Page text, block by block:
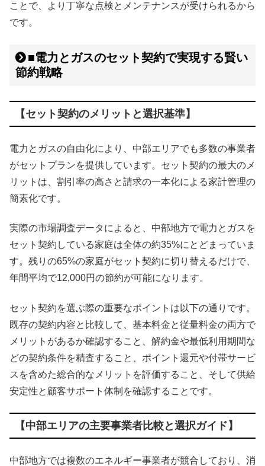
ことで、より丁寧な点検とメンテナンスが受けられるから
です。
■電力とガスのセット契約で実現する賢い
節約戦略
【セット契約のメリットと選択基準】
電力とガスの自由化により、中部エリアでも多数の事業者
がセットプランを提供しています。セット契約の最大のメ
リットは、割引率の高さと請求の一本化による家計管理の
簡素化です。
実際の市場調査データによると、中部地方で電力とガスを
セット契約している家庭は全体の約35%にとどまっていま
す。残りの65%の家庭がセット契約に切り替えるだけで、
年間平均で12,000円の節約が可能になります。
セット契約を選ぶ際の重要なポイントは以下の通りです。
既存の契約内容と比較して、基本料金と従量料金の両方で
メリットがあるか確認すること、解約金や最低利用期間な
どの契約条件を精査すること、ポイント還元や付帯サービ
スを含めた総合的なメリットを評価すること、そして供給
安定性と顧客サポート体制を確認することです。
【中部エリアの主要事業者比較と選択ガイド】
中部地方では複数のエネルギー事業者が競合しており、消